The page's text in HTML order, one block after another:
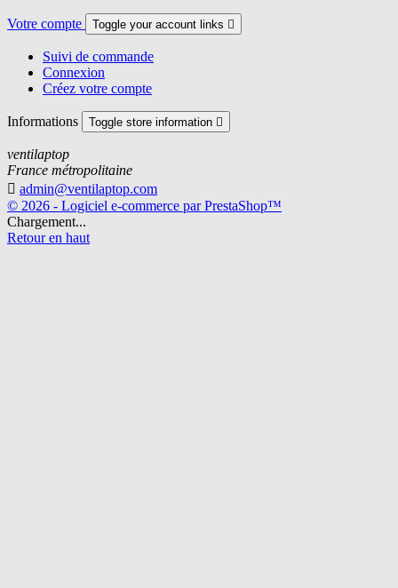
Votre compte Toggle your account links 
Suivi de commande
Connexion
Créez votre compte
Informations Toggle store information 
ventilaptop
France métropolitaine
 admin@ventilaptop.com
© 2026 - Logiciel e-commerce par PrestaShop™
Chargement...
Retour en haut